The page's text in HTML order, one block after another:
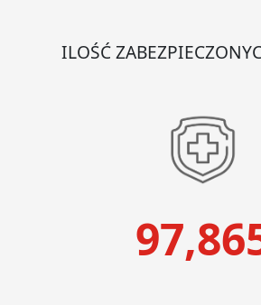
ILOŚĆ